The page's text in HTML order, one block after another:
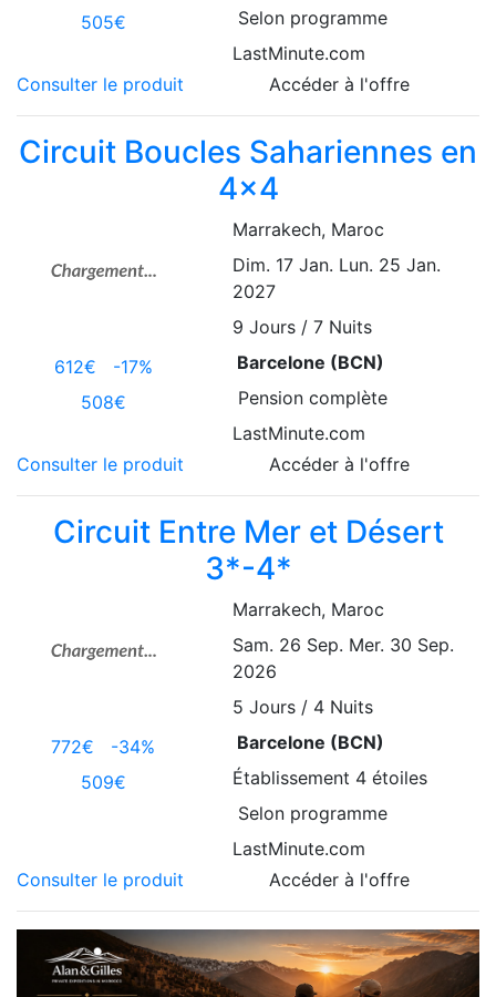
505€
Selon programme
LastMinute.com
Consulter le produit
Accéder à l'offre
Circuit Boucles Sahariennes en
4x4
612€ -17%
508€
Marrakech, Maroc
Dim. 17 Jan. Lun. 25 Jan.
2027
9 Jours / 7 Nuits
Barcelone (BCN)
Pension complète
LastMinute.com
Consulter le produit
Accéder à l'offre
Circuit Entre Mer et Désert
3*-4*
772€ -34%
509€
Marrakech, Maroc
Sam. 26 Sep. Mer. 30 Sep.
2026
5 Jours / 4 Nuits
Barcelone (BCN)
Établissement 4 étoiles
Selon programme
LastMinute.com
Consulter le produit
Accéder à l'offre